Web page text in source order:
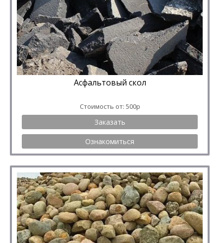
Асфальтовый скол
Стоимость от: 500р
Заказать
Ознакомиться